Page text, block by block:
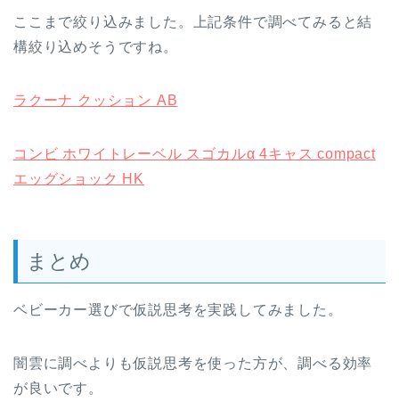
ここまで絞り込みました。上記条件で調べてみると結
構絞り込めそうですね。
ラクーナ クッション AB
コンビ ホワイトレーベル スゴカルα 4キャス compact
エッグショック HK
まとめ
ベビーカー選びで仮説思考を実践してみました。
闇雲に調べよりも仮説思考を使った方が、調べる効率
が良いです。